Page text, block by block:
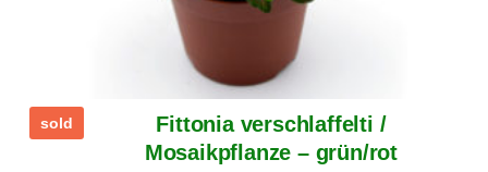
sold
Fittonia verschlaffelti /
Mosaikpflanze – grün/rot